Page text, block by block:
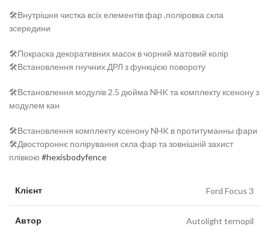
🛠️Внутрішня чистка всіх елементів фар ,поліровка скла
зсередини
🛠️Покраска декоративних масок в чорний матовий колір
🛠️Встановлення гнучних ДРЛ з функцією повороту
🛠️Встановлення модулів 2.5 дюйма NHK та комплекту ксенону з
модулем кан
🛠️Встановлення комплекту ксенону NHK в протитуманны фари
🛠️Двостороннє полірування скла фар та зовнішній захист
плівкою #hexisbodyfence
Клієнт Ford Focus 3
Автор Autolight ternopil